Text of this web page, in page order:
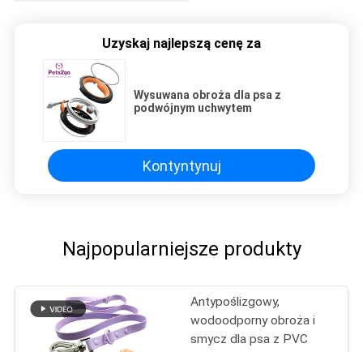
Uzyskaj najlepszą cenę za
Wysuwana obroża dla psa z
podwójnym uchwytem
Kontyntynuj
Najpopularniejsze produkty
Antypoślizgowy,
wodoodporny obroża i
smycz dla psa z PVC